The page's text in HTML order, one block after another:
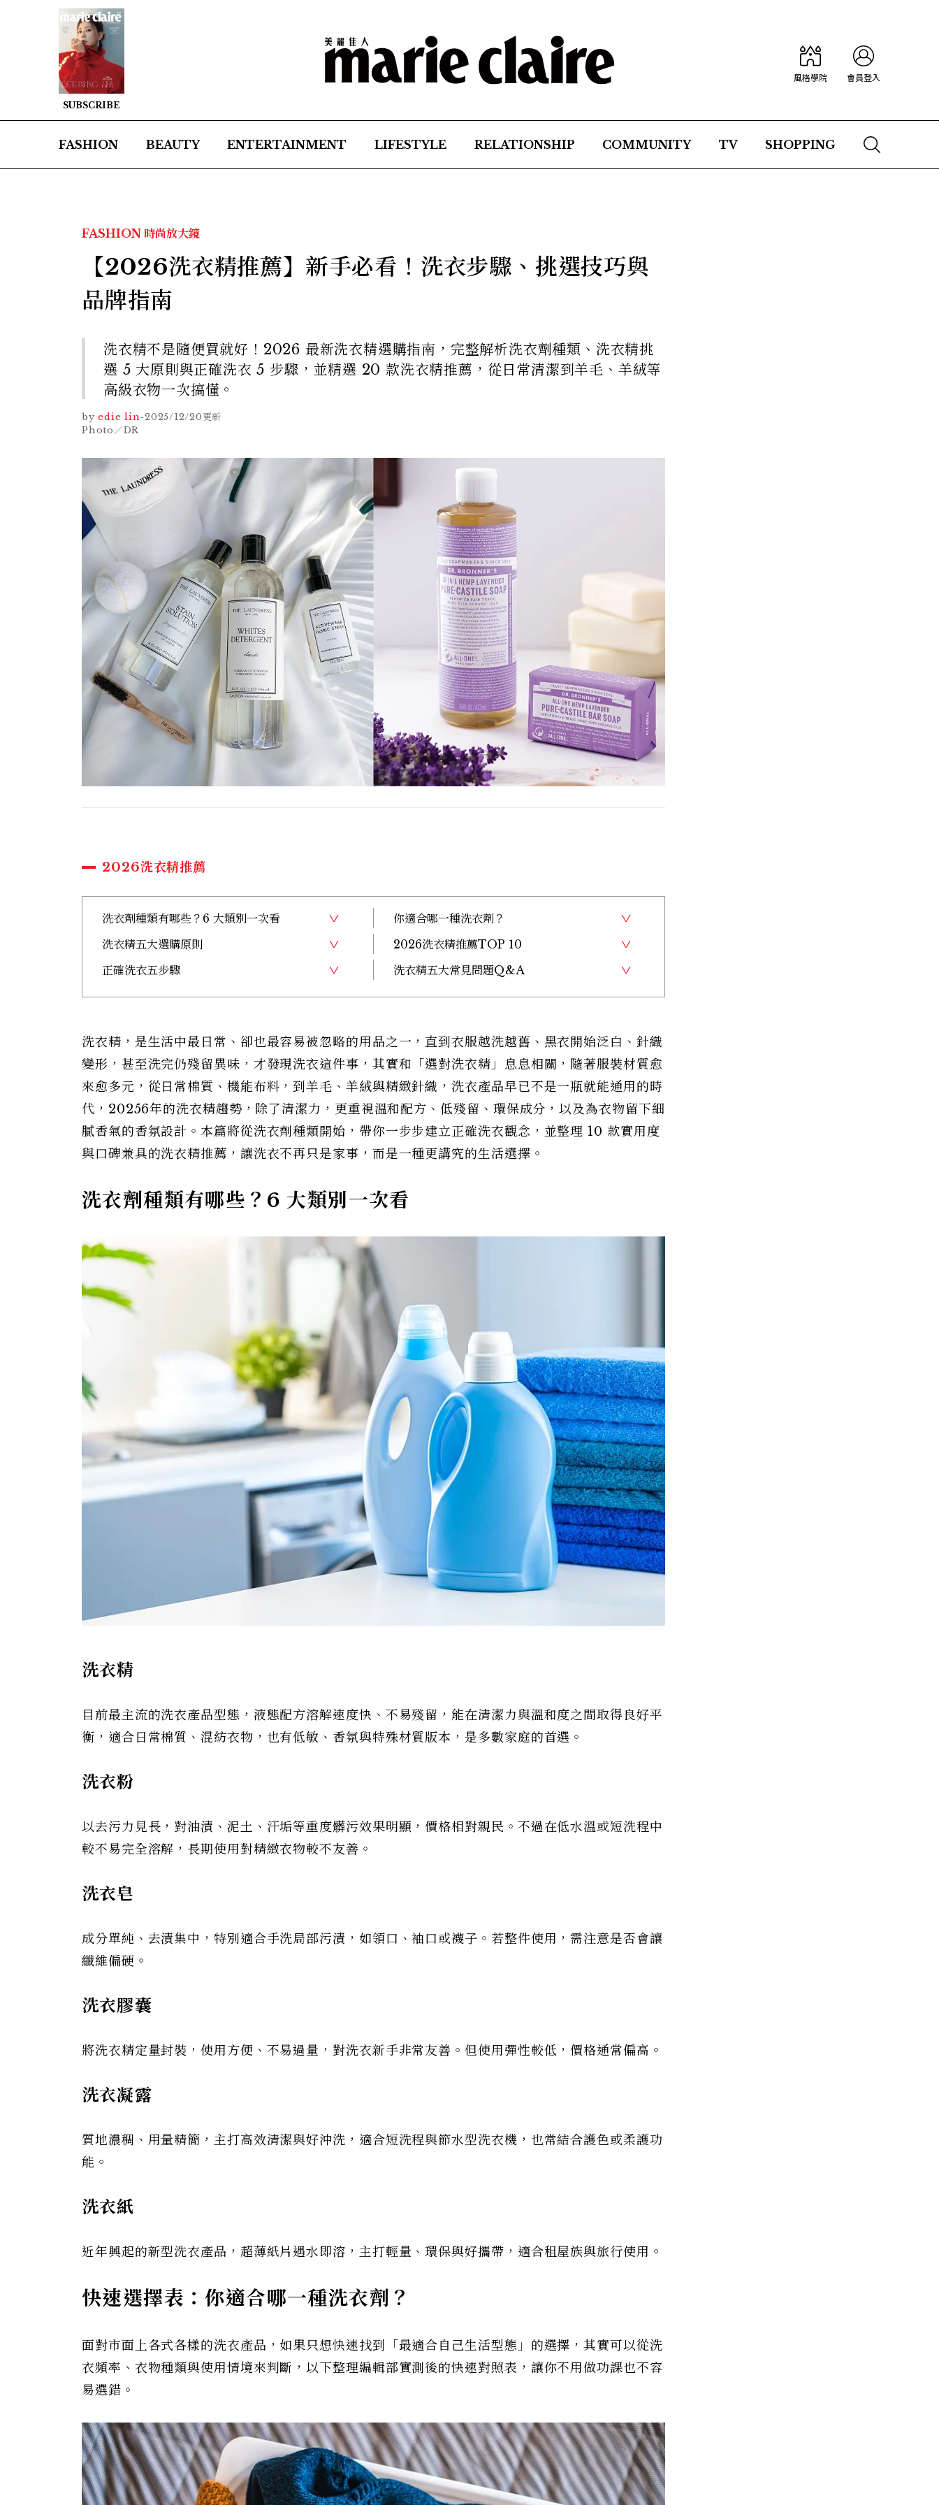
SUBSCRIBE
風格學院 會員登入
FASHION BEAUTY ENTERTAINMENT LIFESTYLE RELATIONSHIP COMMUNITY TV SHOPPING
FASHION 時尚放大鏡
【2026洗衣精推薦】新手必看！洗衣步驟、挑選技巧與
品牌指南
洗衣精不是隨便買就好！2026 最新洗衣精選購指南，完整解析洗衣劑種類、洗衣精挑
選 5 大原則與正確洗衣 5 步驟，並精選 20 款洗衣精推薦，從日常清潔到羊毛、羊絨等
高級衣物一次搞懂。
by edie lin-2025/12/20更新
Photo／DR
2026洗衣精推薦
洗衣劑種類有哪些？6 大類別一次看
你適合哪一種洗衣劑？
洗衣精五大選購原則
2026洗衣精推薦TOP 10
正確洗衣五步驟
洗衣精五大常見問題Q&A
洗衣精，是生活中最日常、卻也最容易被忽略的用品之一，直到衣服越洗越舊、黑衣開始泛白、針織
變形，甚至洗完仍殘留異味，才發現洗衣這件事，其實和「選對洗衣精」息息相關，隨著服裝材質愈
來愈多元，從日常棉質、機能布料，到羊毛、羊絨與精緻針織，洗衣產品早已不是一瓶就能通用的時
代，20256年的洗衣精趨勢，除了清潔力，更重視溫和配方、低殘留、環保成分，以及為衣物留下細
膩香氣的香氛設計。本篇將從洗衣劑種類開始，帶你一步步建立正確洗衣觀念，並整理 10 款實用度
與口碑兼具的洗衣精推薦，讓洗衣不再只是家事，而是一種更講究的生活選擇。
洗衣劑種類有哪些？6 大類別一次看
洗衣精
目前最主流的洗衣產品型態，液態配方溶解速度快、不易殘留，能在清潔力與溫和度之間取得良好平
衡，適合日常棉質、混紡衣物，也有低敏、香氛與特殊材質版本，是多數家庭的首選。
洗衣粉
以去污力見長，對油漬、泥土、汗垢等重度髒污效果明顯，價格相對親民。不過在低水溫或短洗程中
較不易完全溶解，長期使用對精緻衣物較不友善。
洗衣皂
成分單純、去漬集中，特別適合手洗局部污漬，如領口、袖口或襪子。若整件使用，需注意是否會讓
纖維偏硬。
洗衣膠囊
將洗衣精定量封裝，使用方便、不易過量，對洗衣新手非常友善。但使用彈性較低，價格通常偏高。
洗衣凝露
質地濃稠、用量精簡，主打高效清潔與好沖洗，適合短洗程與節水型洗衣機，也常結合護色或柔護功
能。
洗衣紙
近年興起的新型洗衣產品，超薄紙片遇水即溶，主打輕量、環保與好攜帶，適合租屋族與旅行使用。
快速選擇表：你適合哪一種洗衣劑？
面對市面上各式各樣的洗衣產品，如果只想快速找到「最適合自己生活型態」的選擇，其實可以從洗
衣頻率、衣物種類與使用情境來判斷，以下整理編輯部實測後的快速對照表，讓你不用做功課也不容
易選錯。